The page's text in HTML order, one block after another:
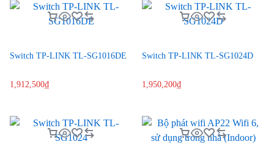
Switch TP-LINK TL-SG1016DE
1,912,500₫
Switch TP-LINK TL-SG1024D
1,950,200₫